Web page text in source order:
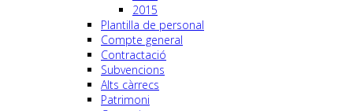
2015
Plantilla de personal
Compte general
Contractació
Subvencions
Alts càrrecs
Patrimoni